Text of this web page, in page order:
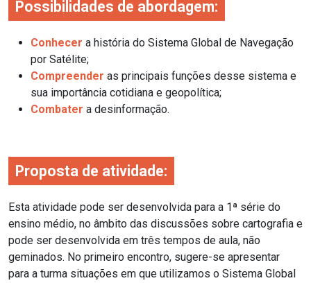
Possibilidades de abordagem:
Conhecer a história do Sistema Global de Navegação
por Satélite;
Compreender as principais funções desse sistema e
sua importância cotidiana e geopolítica;
Combater a desinformação.
Proposta de atividade:
Esta atividade pode ser desenvolvida para a 1ª série do
ensino médio, no âmbito das discussões sobre cartografia e
pode ser desenvolvida em três tempos de aula, não
geminados. No primeiro encontro, sugere-se apresentar
para a turma situações em que utilizamos o Sistema Global